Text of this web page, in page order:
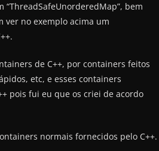
bem
ver no exemplo acima um
de C++, por containers feitos
etc, e esses containers
pois fui eu que os criei de acordo
normais fornecidos pelo C++.